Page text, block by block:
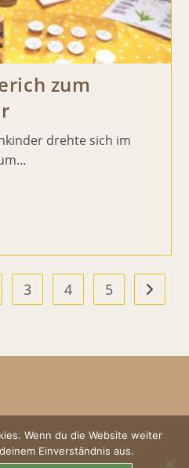
zum
drehte sich im
3 4 5 Zur
Datenschutz
Wenn du die Website weiter
Einverständnis aus.